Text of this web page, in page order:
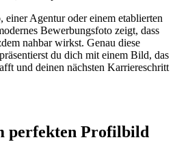
einer Agentur oder einem etablierten
Bewerbungsfoto zeigt, dass
nahbar wirkst. Genau diese
du dich mit einem Bild, das
und deinen nächsten Karriereschritt
perfekten Profilbild